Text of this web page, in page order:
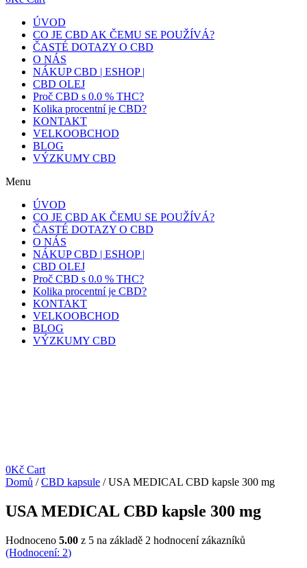
ÚVOD
CO JE CBD AK ČEMU SE POUŽÍVÁ?
ČASTÉ DOTAZY O CBD
O NÁS
NÁKUP CBD | ESHOP |
CBD OLEJ
Proč CBD s 0.0 % THC?
Kolika procentní je CBD?
KONTAKT
VELKOOBCHOD
BLOG
VÝZKUMY CBD
Menu
ÚVOD
CO JE CBD AK ČEMU SE POUŽÍVÁ?
ČASTÉ DOTAZY O CBD
O NÁS
NÁKUP CBD | ESHOP |
CBD OLEJ
Proč CBD s 0.0 % THC?
Kolika procentní je CBD?
KONTAKT
VELKOOBCHOD
BLOG
VÝZKUMY CBD
0Kč Cart
Domů /CBD kapsule / USA MEDICAL CBD kapsle 300 mg
USA MEDICAL CBD kapsle 300 mg
Hodnoceno 5.00 z 5 na základě 2 hodnocení zákazníků
(Hodnocení: 2)